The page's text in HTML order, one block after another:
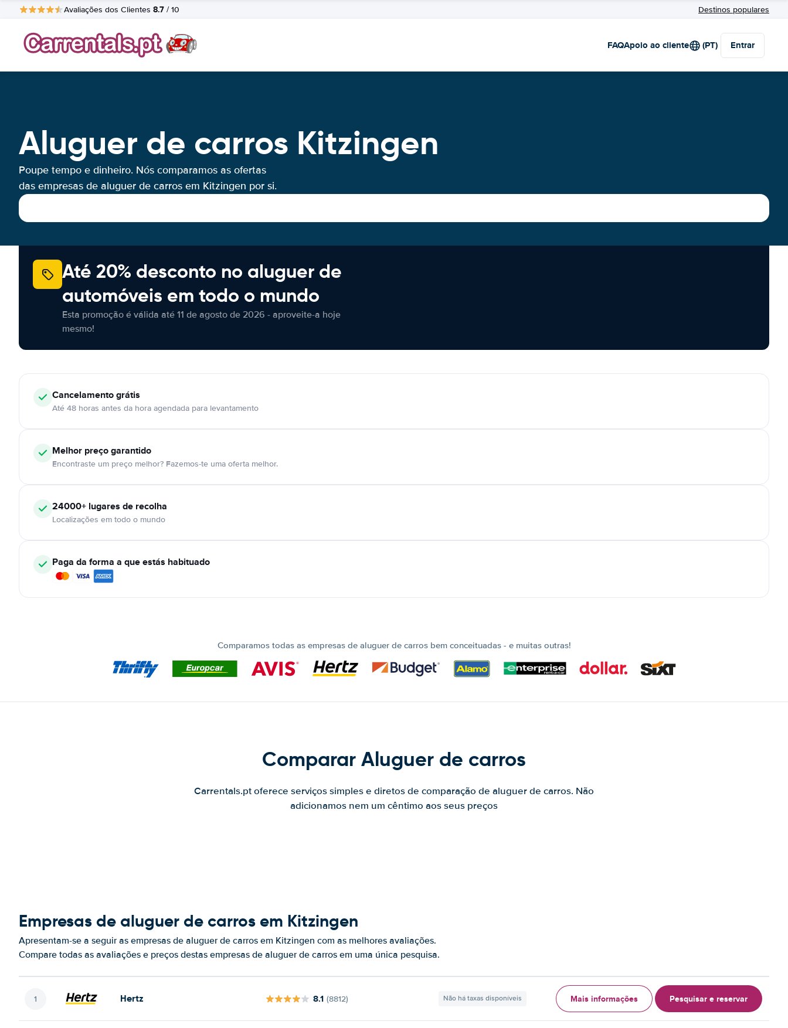
Avaliações dos Clientes 8.7 / 10 Destinos populares
FAQApoio ao cliente (PT) Entrar
Aluguer de carros Kitzingen
Poupe tempo e dinheiro. Nós comparamos as ofertas
das empresas de aluguer de carros em Kitzingen por si.
Até 20% desconto no aluguer de
automóveis em todo o mundo
Esta promoção é válida até 11 de agosto de 2026 - aproveite-a hoje
mesmo!
Cancelamentográtis
Até 48 horas antes da hora agendada para levantamento
Melhor preço garantido
Encontraste um preço melhor? Fazemos-te uma oferta melhor.
24000+ lugares de recolha
Localizações em todo o mundo
Paga da forma a que estás habituado
Comparamos todas as empresas de aluguer de carros bem conceituadas - e muitas outras!
Comparar Aluguer de carros
Carrentals.pt oferece serviços simples e diretos de comparação de aluguer de carros. Não
adicionamos nem um cêntimo aos seus preços
Empresas de aluguer de carros em Kitzingen
Apresentam-se a seguir as empresas de aluguer de carros em Kitzingen com as melhores avaliações.
Compare todas as avaliações e preços destas empresas de aluguer de carros em uma única pesquisa.
Hertz 8.1 (8812) Não há taxas disponíveis Mais informações Pesquisar e reservar